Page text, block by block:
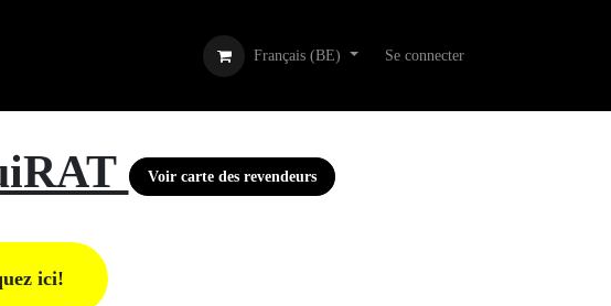
Français (BE) Se connecter
Voir carte des revendeurs
ici!